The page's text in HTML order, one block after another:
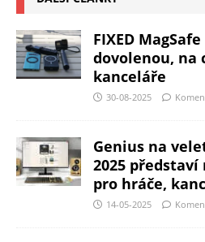
FIXED
dovolenou, na
kanceláře
30-08-2025
Genius na
2025
pro hráče,
14-05-2025